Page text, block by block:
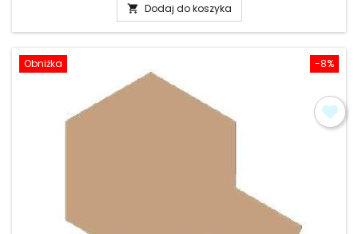
 Dodaj do koszyka
-8%
Obniżka